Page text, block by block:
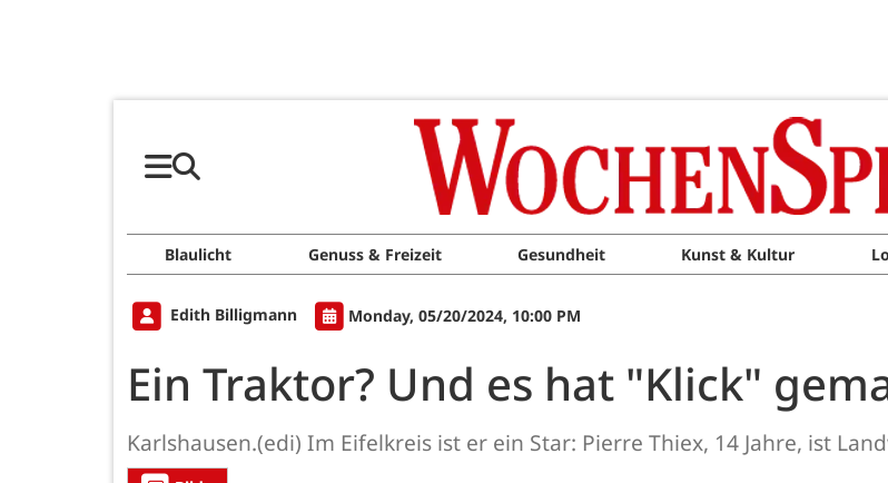
Blaulicht Genuss & Freizeit Gesundheit Kunst & Kultur
Edith Billigmann Monday, 05/20/2024, 10:00 PM
Ein Traktor? Und es hat "Klick"
Karlshausen.(edi) Im Eifelkreis ist er ein Star: Pierre Thiex, 14 Jahre, ist